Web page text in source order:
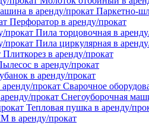
Паркетно-
Перфоратор в аренду/прокат
Пила торцовочная в
Пила циркулярная в
Плиткорез в аренду/прокат
в аренду/прокат
в аренду/прокат
Сварочное
Снегоуборочная
Тепловая пушка в аренду/
в аренду/прокат